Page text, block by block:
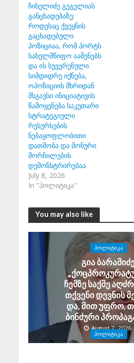
ჩიხელიძე გეგელიას
განცხადებაზე:
როდესაც ქვეყნის
გაცხადებული
პოზიციაა, რომ პორტს
სახელმწიფო ააშენებს
და ის სუვერენული
სიმდიდრე იქნება,
ოპოზიციის მხრიდან
მსგავსი ინიციატივის
წამოყენება საკუთარი
სტრატეგიული
რესურსების
ნებაყოფლობითი
დათმობა და მონური
მორჩილების
დემონსტრირებაა
July 8, 2026
In "პოლიტიკა"
You may also like
ᲞᲝᲚᲘᲢᲘᲙᲐ
გია
ჩემზე საქმე
თქვენი დევნის
და, მით უფრო,
ბინძური
August 7, 2026
ᲞᲝᲚᲘᲢᲘᲙᲐ